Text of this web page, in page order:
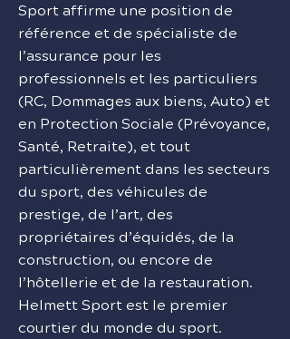
Sport affirme une position de
référence et de spécialiste de
l’assurance pour les
professionnels et les particuliers
(RC, Dommages aux biens, Auto) et
en Protection Sociale (Prévoyance,
Santé, Retraite), et tout
particulièrement dans les secteurs
du sport, des véhicules de
prestige, de l’art, des
propriétaires d’équidés, de la
construction, ou encore de
l’hôtellerie et de la restauration.
Helmett Sport est le premier
courtier du monde du sport.